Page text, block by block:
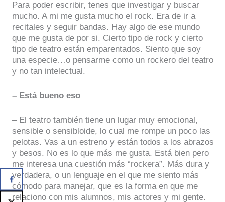
Para poder escribir, tenes que investigar y buscar
mucho. A mi me gusta mucho el rock. Era de ir a
recitales y seguir bandas. Hay algo de ese mundo
que me gusta de por si. Cierto tipo de rock y cierto
tipo de teatro están emparentados. Siento que soy
una especie…o pensarme como un rockero del teatro
y no tan intelectual.
– Está bueno eso
– El teatro también tiene un lugar muy emocional,
sensible o sensibloide, lo cual me rompe un poco las
pelotas. Vas a un estreno y están todos a los abrazos
y besos. No es lo que más me gusta. Está bien pero
me interesa una cuestión más “rockera”. Más dura y
verdadera, o un lenguaje en el que me siento más
cómodo para manejar, que es la forma en que me
relaciono con mis alumnos, mis actores y mi gente.